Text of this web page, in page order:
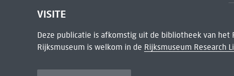
VISITE
Deze publicatie is afkomstig uit de bibliotheek van
Rijksmuseum is welkom in de Rijksmuseum Research